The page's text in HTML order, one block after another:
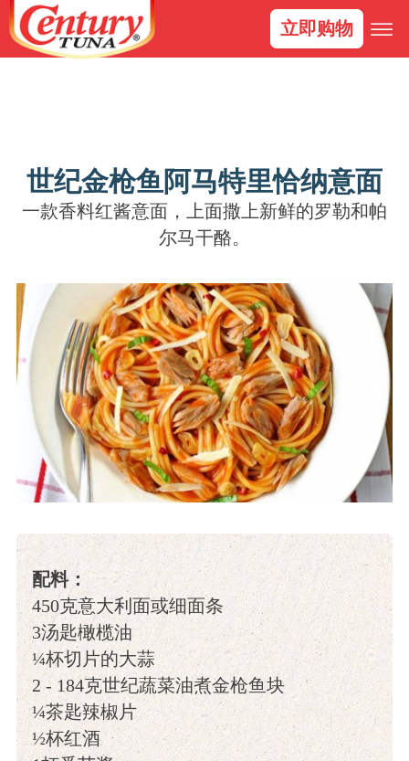
立即购物
世纪金枪鱼阿马特里恰纳意面
一款香料红酱意面，上面撒上新鲜的罗勒和帕
尔马干酪。
配料：
450克意大利面或细面条
3汤匙橄榄油
¼杯切片的大蒜
2 - 184克世纪蔬菜油煮金枪鱼块
¼茶匙辣椒片
½杯红酒